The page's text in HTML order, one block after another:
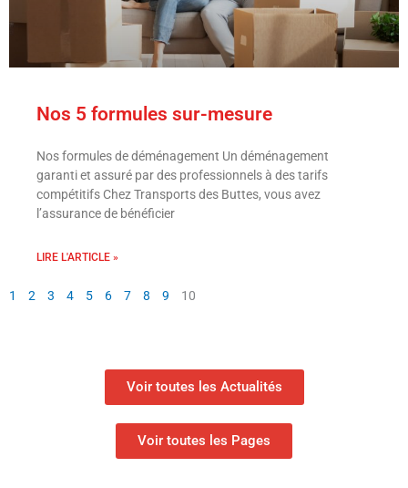
Nos 5 formules sur-mesure
Nos formules de déménagement Un déménagement
garanti et assuré par des professionnels à des tarifs
compétitifs Chez Transports des Buttes, vous avez
l’assurance de bénéficier
LIRE L'ARTICLE »
1 2 3 4 5 6 7 8 9 10
Voir toutes les Actualités
Voir toutes les Pages